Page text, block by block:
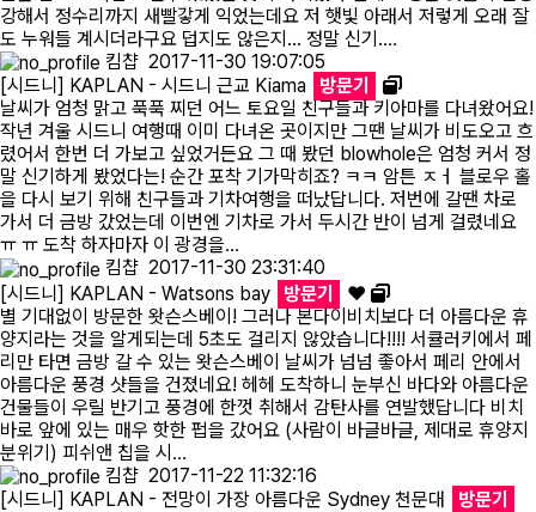
강해서 정수리까지 새빨갛게 익었는데요 저 햇빛 아래서 저렇게 오래 잘
도 누워들 계시더라구요 덥지도 않은지... 정말 신기.…
킴챱 2017-11-30 19:07:05
[시드니] KAPLAN - 시드니 근교 Kiama
방문기
날씨가 엄청 맑고 푹푹 찌던 어느 토요일 친구들과 키아마를 다녀왔어요!
작년 겨울 시드니 여행때 이미 다녀온 곳이지만 그땐 날씨가 비도오고 흐
렸어서 한번 더 가보고 싶었거든요 그 때 봤던 blowhole은 엄청 커서 정
말 신기하게 봤었다는! 순간 포착 기가막히죠? ㅋㅋ 암튼 ㅈㅓ 블로우 홀
을 다시 보기 위해 친구들과 기차여행을 떠났답니다. 저번에 갈땐 차로
가서 더 금방 갔었는데 이번엔 기차로 가서 두시간 반이 넘게 걸렸네요
ㅠ ㅠ 도착 하자마자 이 광경을…
킴챱 2017-11-30 23:31:40
[시드니] KAPLAN - Watsons bay
방문기
❤
별 기대없이 방문한 왓슨스베이! 그러나 본다이비치보다 더 아름다운 휴
양지라는 것을 알게되는데 5초도 걸리지 않았습니다!!!! 서큘러키에서 페
리만 타면 금방 갈 수 있는 왓슨스베이 날씨가 넘넘 좋아서 페리 안에서
아름다운 풍경 샷들을 건졌네요! 헤헤 도착하니 눈부신 바다와 아름다운
건물들이 우릴 반기고 풍경에 한껏 취해서 감탄사를 연발했답니다 비치
바로 앞에 있는 매우 핫한 펍을 갔어요 (사람이 바글바글, 제대로 휴양지
분위기) 피쉬앤 칩을 시…
킴챱 2017-11-22 11:32:16
[시드니] KAPLAN - 전망이 가장 아름다운 Sydney 천문대
방문기